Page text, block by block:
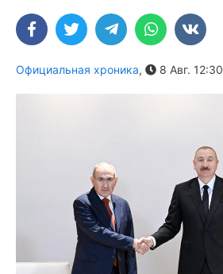
Официальная хроника, 8 Авг. 12:30